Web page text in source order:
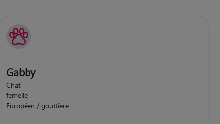
Gabby
Chat
femelle
Européen / gouttière